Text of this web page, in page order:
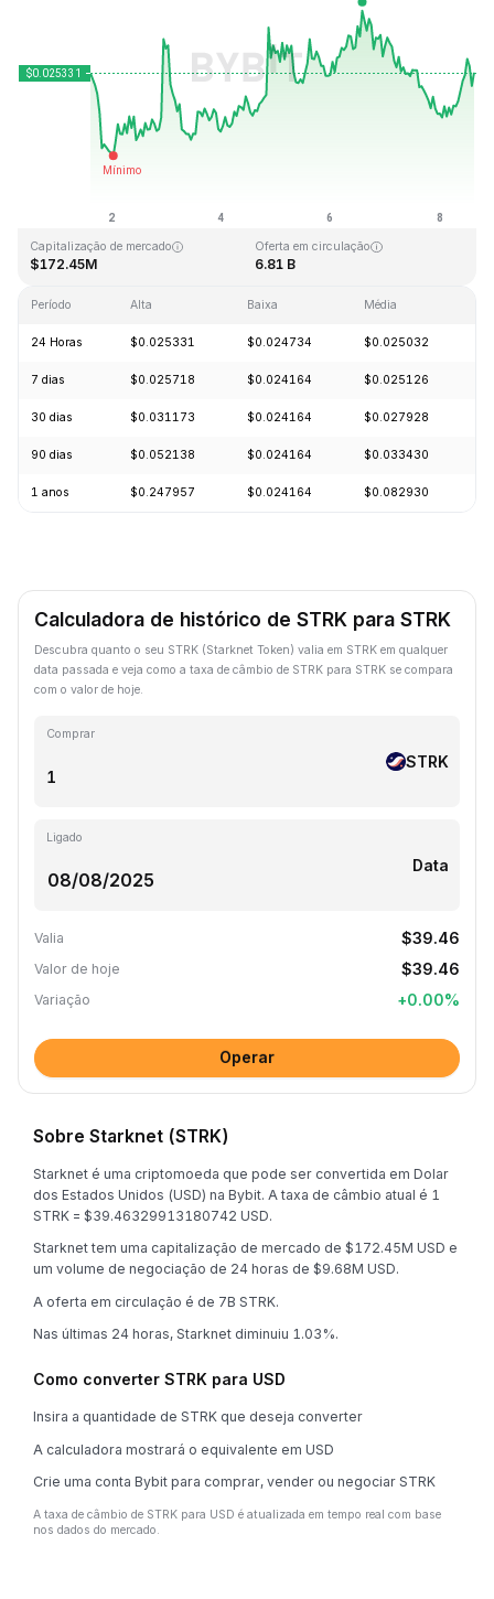
Última atualização: 2026-08-08, 14:32 GMT+0
$0.023949
Capitalização de mercado
$172.45M
Oferta em circulação
6.81 B
Período Alta Baixa Média
24 Horas $0.025331 $0.024734 $0.025032
7 dias $0.025718 $0.024164 $0.025126
30 dias $0.031173 $0.024164 $0.027928
90 dias $0.052138 $0.024164 $0.033430
1 anos $0.247957 $0.024164 $0.082930
Calculadora de histórico de STRK para STRK
Descubra quanto o seu STRK (Starknet Token) valia em STRK em qualquer
data passada e veja como a taxa de câmbio de STRK para STRK se compara
com o valor de hoje.
Comprar
STRK
Ligado
Data
Valia $39.46
Valor de hoje $39.46
Variação +0.00%
Operar
Sobre Starknet (STRK)
Starknet é uma criptomoeda que pode ser convertida em Dolar
dos Estados Unidos (USD) na Bybit. A taxa de câmbio atual é 1
STRK = $39.46329913180742 USD.
Starknet tem uma capitalização de mercado de $172.45M USD e
um volume de negociação de 24 horas de $9.68M USD.
A oferta em circulação é de 7B STRK.
Nas últimas 24 horas, Starknet diminuiu 1.03%.
Como converter STRK para USD
Insira a quantidade de STRK que deseja converter
A calculadora mostrará o equivalente em USD
Crie uma conta Bybit para comprar, vender ou negociar STRK
A taxa de câmbio de STRK para USD é atualizada em tempo real com base
nos dados do mercado.